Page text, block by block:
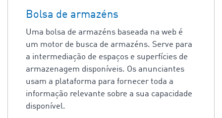
Bolsa de armazéns
Uma bolsa de armazéns baseada na web é
um motor de busca de armazéns. Serve para
a intermediação de espaços e superfícies de
armazenagem disponíveis. Os anunciantes
usam a plataforma para fornecer toda a
informação relevante sobre a sua capacidade
disponível.